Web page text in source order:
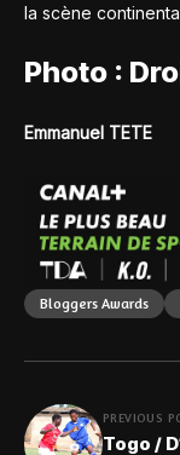
la scène
Photo :
Emmanuel TETE
Bloggers Awards
PREVIOUS
Togo /